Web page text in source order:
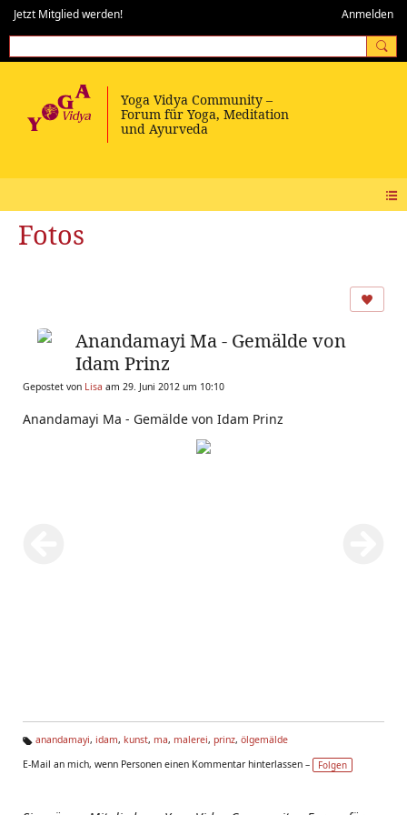
Jetzt Mitglied werden! Anmelden
Fotos
Anandamayi Ma - Gemälde von
Idam Prinz
Gepostet von Lisa am 29. Juni 2012 um 10:10
Anandamayi Ma - Gemälde von Idam Prinz
g
anandamayi, idam, kunst, ma, malerei, prinz, ölgemälde
E-Mail an mich, wenn Personen einen Kommentar hinterlassen –
Folgen